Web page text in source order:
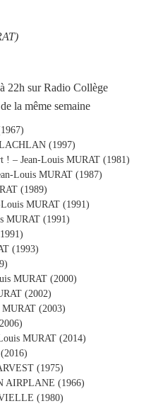
)
22h sur Radio Collège
la même semaine
(1997)
! – Jean-Louis MURAT (1981)
Louis MURAT (1987)
(1989)
MURAT (1991)
MURAT (1991)
(1993)
MURAT (2000)
(2002)
(2003)
MURAT (2014)
(1975)
AIRPLANE (1966)
(1980)